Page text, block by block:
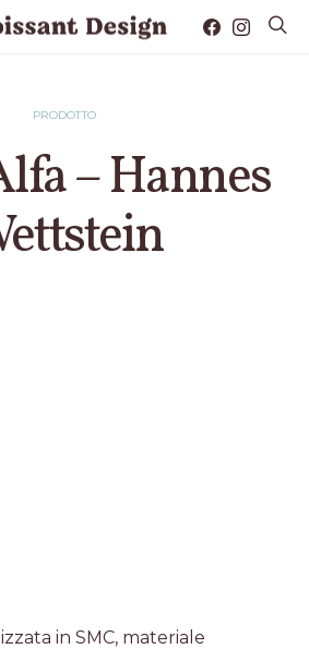
PRODOTTO
– Hannes
in SMC, materiale